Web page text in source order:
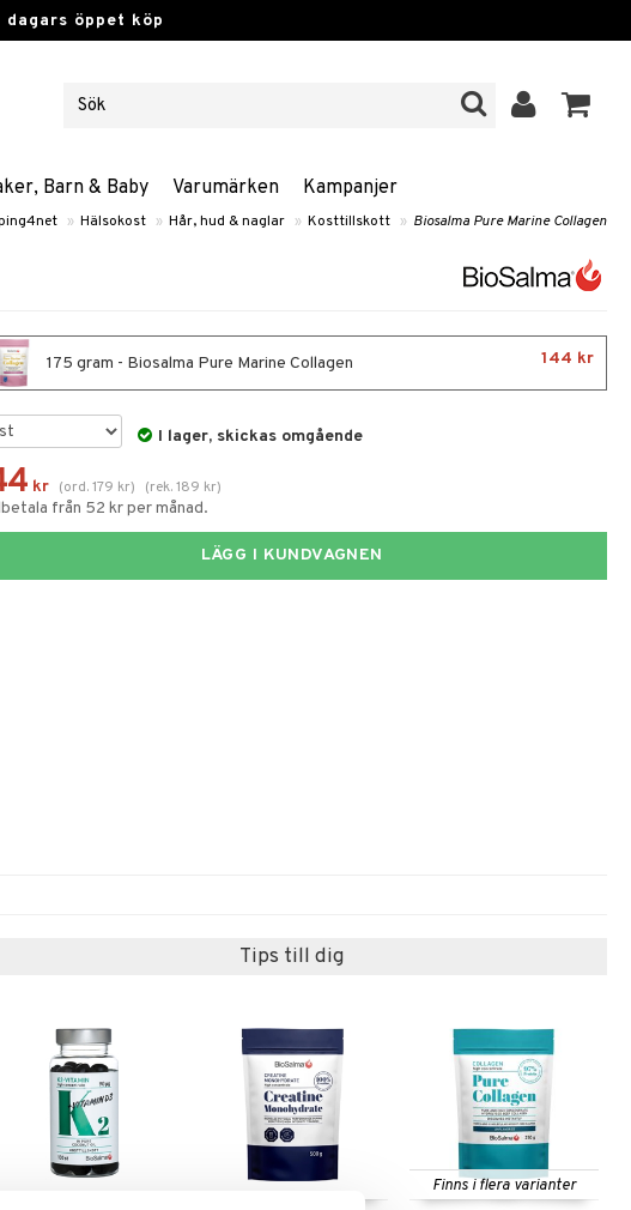
dagars öppet köp
Barn & Baby Varumärken Kampanjer
» Hälsokost » Hår, hud & naglar » Kosttillskott » Biosalma Pure Marine Collagen
175 gram - Biosalma Pure Marine Collagen 144 kr
I lager, skickas omgående
kr (ord.179 kr) (rek.189 kr)
från 52 kr per månad.
LÄGG I KUNDVAGNEN
Tips till dig
Finns i flera varianter